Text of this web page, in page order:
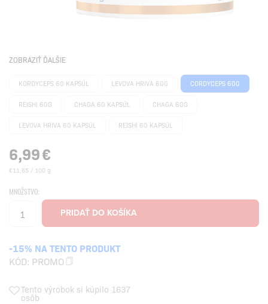
ZOBRAZIŤ ĎALŠIE
KORDYCEPS 60 KAPSÚL LEVOVA HRIVA 60G CORDYCEPS 60G
REISHI 60G CHAGA 60 KAPSÚL CHAGA 60G
LEVOVA HRIVA 60 KAPSÚL REISHI 60 KAPSÚL
6,99€
€11,65 / 100 g
MNOŽSTVO:
-15% NA TENTO PRODUKT
KÓD: PROMO
Tento výrobok si kúpilo 1637
osôb